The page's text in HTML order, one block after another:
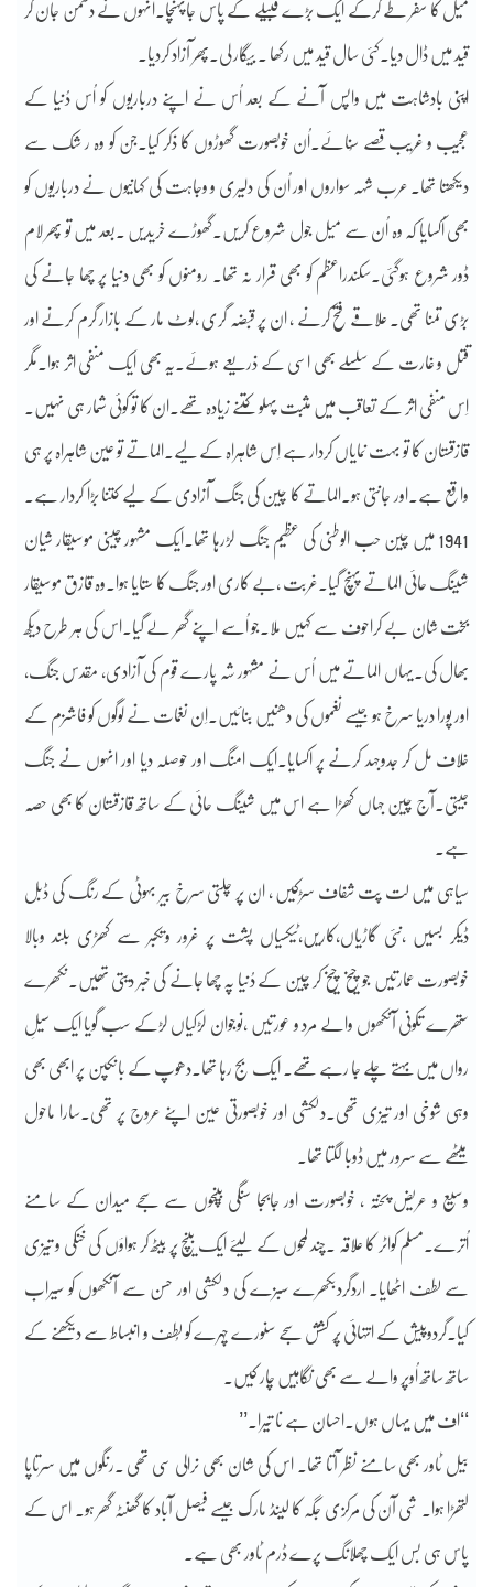
میل کا سفر طے کرکے ایک بڑے قبیلے کے پاس جاپہنچا۔انہوں نے دشمن جان کر
قید میں ڈال دیا۔کئی سال قید میں رکھا ۔ بیگار لی۔پھر آزاد کردیا۔
اپنی بادشاہت میں واپس آنے کے بعد اُس نے اپنے درباریوں کو اُس دُنیا کے
عجیب و غریب قصے سُنائے۔اُن خوبصورت گھوڑوں کا ذکر کیا۔جن کو وہ ر شک سے
دیکھتا تھا۔ عرب شہہ سواروں اور اُن کی دلیری و وجاہت کی کہانیوں نے درباریوں کو
بھی اُکسایا کہ وہ اُن سے میل جول شروع کریں۔گھوڑے خریدیں ۔بعد میں تو پھر لام
ڈور شروع ہوگئی۔سکندراعظم کو بھی قرار نہ تھا۔ رومنوں کو بھی دنیا پر چھا جانے کی
بڑی تمنا تھی۔ علاقے فتح کرنے ، ان پر قبضہ گری ،لوٹ مار کے بازار گرم کرنے اور
قتل و غارت کے سلسلے بھی اسی کے ذریعے ہوئے۔یہ بھی ایک منفی اثر ہوا۔مگر
اِس منفی اثر کے تعاقب میں مثبت پہلو کتنے زیادہ تھے۔ان کا تو کوئی شمار ہی نہیں۔
قازقستان کا تو بہت نمایاں کردار ہے اِس شاہراہ کے لیے۔الماتے تو عین شاہراہ پر ہی
واقع ہے۔اور جانتی ہو۔الماتے کا چین کی جنگ آزادی کے لیے کتنا بڑا کردار ہے۔
1941 میں چین حب الوطنی کی عظیم جنگ لڑرہا تھا۔ایک مشہور چینی موسیقار شیان
شینگ حائی الماتے پہنچ گیا۔غربت ،بے کاری اور جنگ کا ستایا ہوا۔وہ قازق موسیقار
بخت شان بے کراحوف سے کہیں ملا۔جو اُسے اپنے گھر لے گیا۔اس کی ہر طرح دیکھ
بھال کی۔یہاں الماتے میں اُس نے مشہور شہ پارے قوم کی آزادی، مقدس جنگ،
اور پورا دریا سرخ ہو جیسے نغموں کی دھنیں بنائیں۔اِن نغمات نے لوگوں کو فاشزم کے
خلاف مل کر جدوجہد کرنے پر اکسایا۔ایک امنگ اور حوصلہ دیا اور انہوں نے جنگ
جیتی۔آج چین جہاں کھڑا ہے اس میں شینگ حائی کے ساتھ قازقستان کا بھی حصّہ
ہے۔
سیاہی میں لت پت شفاف سڑکیں ، ان پر چلتی سرخ بیر بہوٹی کے رنگ کی ڈبل
ڈیکر بسیں ،نئی گاڑیاں،کاریں،ٹیکسیاں پشت پر غرور وتکبر سے کھڑی بلند وبالا
خوبصورت عمارتیں جو چیخ چیخ کر چین کے دُنیا پہ چھا جانے کی خبر دیتی تھیں۔نکھرے
ستھرے تکونی آنکھوں والے مرد و عورتیں ،نوجوان لڑکیاں لڑکے سب گویا ایک سیلِ
رواں میں بہتے چلے جا رہے تھے۔ ایک بج رہا تھا۔دھوپ کے بانکپن پر ابھی بھی
وہی شوخی اور تیزی تھی۔دلکشی اور خوبصورتی عین اپنے عروج پر تھی۔سارا ماحول
میٹھے سے سرور میں ڈوبا لگتا تھا۔
وسیع و عریض پختہ ، خوبصورت اور جابجا سنگی بینچوں سے سجے میدان کے سامنے
اُترے۔مسلم کواٹر کا علاقہ ۔چند لمحوں کے لیئے ایک بینچ پر بیٹھ کر ہواؤں کی خنکی و تیزی
سے لطف اٹھایا۔ اردگردبکھرے سبزے کی دلکشی اور حسن سے آنکھوں کو سیراب
کیا۔گردوپیش کے انتہائی پُر کشش سجے سنورے چہرے کو لُطف و انبساط سے دیکھنے کے
ساتھ ساتھ اُوپر والے سے بھی نگاہیں چار کیں۔
‘‘اف میں یہاں ہوں۔احسان ہے نا تیرا۔’’
بیل ٹاور بھی سامنے نظر آتا تھا۔ اس کی شان بھی نرالی سی تھی ۔رنگوں میں سرتاپا
لتھڑا ہوا۔ شی آن کی مرکزی جگہ کا لینڈ مارک جیسے فیصل آباد کا گھنٹہ گھر ہو۔ اس کے
پاس ہی بس ایک چھلانگ پرے ڈرم ٹاور بھی ہے۔